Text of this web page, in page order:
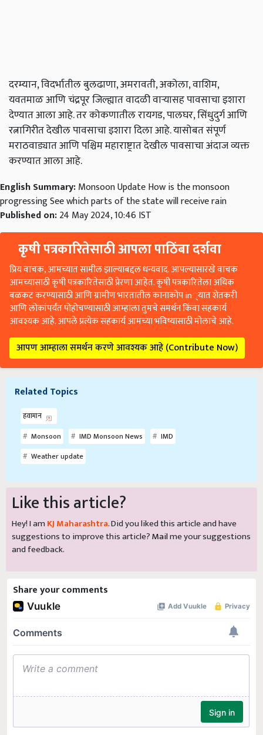
दरम्यान, विदर्भातील बुलढाणा, अमरावती, अकोला, वाशिम,
यवतमाळ आणि चंद्रपूर जिल्ह्यात वादळी वाऱ्यासह पावसाचा इशारा
देण्यात आला आहे. तर कोकणातील रायगड, पालघर, सिंधुदुर्ग आणि
रत्नागिरीत देखील पावसाचा इशारा दिला आहे. यासोबत संपूर्ण
मराठवाड्यात आणि पश्चिम महाराष्ट्रात देखील पावसाचा अंदाज व्यक्त
करण्यात आला आहे.
English Summary:Monsoon Update How is the monsoon
progressing See which parts of the state will receive rain
Published on:24 May 2024, 10:46 IST
कृषी पत्रकारितेसाठी आपला पाठिंबा दर्शवा
प्रिय वाचक, आमच्यात सामील झाल्याबद्दल धन्यवाद. आपल्यासारखे वाचक
आमच्यासाठी कृषी पत्रकारितेसाठी प्रेरणा आहेत. कृषी पत्रकारितेला अधिक
बळकट करण्यासाठी आणि ग्रामीण भारतातील कानाकोप in्यात शेतकरी
आणि लोकांपर्यंत पोहोचण्यासाठी आम्हाला तुमचे समर्थन किंवा सहकार्य
आवश्यक आहे. आपले प्रत्येक सहकार्य आमच्या भविष्यासाठी मोलाचे आहे.
आपण आम्हाला समर्थन करणे आवश्यक आहे (Contribute Now)
Related Topics
हवामान
Monsoon
IMD Monsoon News
IMD
Weather update
Like this article?
Hey! I am KJ Maharashtra. Did you liked this article and have
suggestions to improve this article?Mailme your suggestions
and feedback.
Share your comments